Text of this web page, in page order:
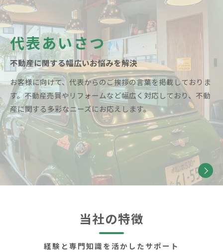
代表あいさつ
不動産に関する幅広いお悩みを解決
お客様に向けて、代表からのご挨拶の言葉を掲載しておりま
す。不動産売買やリフォームなど幅広く対応しており、不動
産に関する多彩なニーズにお応えします。
経験と専門知識を活かしたサポート
当社の特徴
お問い合わせはこちら